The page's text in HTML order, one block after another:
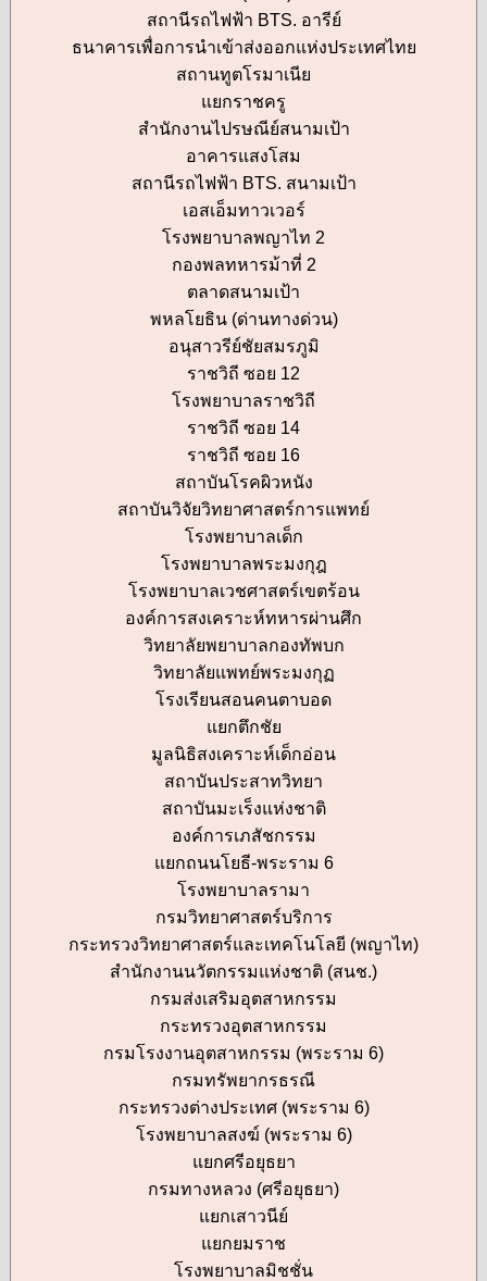
สถานีรถไฟฟ้า BTS. อารีย์
ธนาคารเพื่อการนำเข้าส่งออกแห่งประเทศไทย
สถานทูตโรมาเนีย
แยกราชครู
สำนักงานไปรษณีย์สนามเป้า
อาคารแสงโสม
สถานีรถไฟฟ้า BTS. สนามเป้า
เอสเอ็มทาวเวอร์
โรงพยาบาลพญาไท 2
กองพลทหารม้าที่ 2
ตลาดสนามเป้า
พหลโยธิน (ด่านทางด่วน)
อนุสาวรีย์ชัยสมรภูมิ
ราชวิถี ซอย 12
โรงพยาบาลราชวิถี
ราชวิถี ซอย 14
ราชวิถี ซอย 16
สถาบันโรคผิวหนัง
สถาบันวิจัยวิทยาศาสตร์การแพทย์
โรงพยาบาลเด็ก
โรงพยาบาลพระมงกุฎ
โรงพยาบาลเวชศาสตร์เขตร้อน
องค์การสงเคราะห์ทหารผ่านศึก
วิทยาลัยพยาบาลกองทัพบก
วิทยาลัยแพทย์พระมงกุฏ
โรงเรียนสอนคนตาบอด
แยกตึกชัย
มูลนิธิสงเคราะห์เด็กอ่อน
สถาบันประสาทวิทยา
สถาบันมะเร็งแห่งชาติ
องค์การเภสัชกรรม
แยกถนนโยธี-พระราม 6
โรงพยาบาลรามา
กรมวิทยาศาสตร์บริการ
กระทรวงวิทยาศาสตร์และเทคโนโลยี (พญาไท)
สำนักงานนวัตกรรมแห่งชาติ (สนช.)
กรมส่งเสริมอุตสาหกรรม
กระทรวงอุตสาหกรรม
กรมโรงงานอุตสาหกรรม (พระราม 6)
กรมทรัพยากรธรณี
กระทรวงต่างประเทศ (พระราม 6)
โรงพยาบาลสงฆ์ (พระราม 6)
แยกศรีอยุธยา
กรมทางหลวง (ศรีอยุธยา)
แยกเสาวนีย์
แยกยมราช
โรงพยาบาลมิชชั่น